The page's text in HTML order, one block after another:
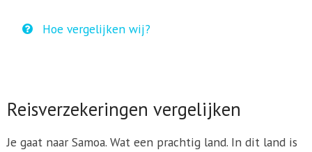
Hoe vergelijken wij?
Reisverzekeringen vergelijken
Je gaat naar Samoa. Wat een prachtig land. In dit land is